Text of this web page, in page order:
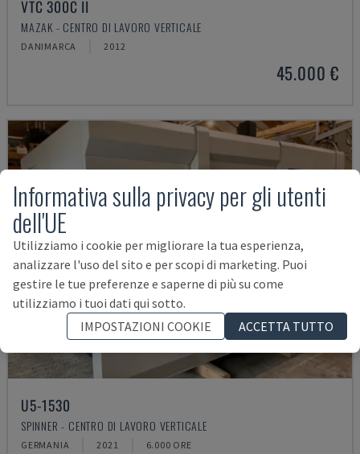
VTC 300C II
MAZAK - CENTRO DI LAVORO VERTICALE
DANIMARCA 2012
45.000 €
U5-1530
SPINNER - CENTRO DI LAVORO VERTICALE
GERMANIA 2021 6.000 ORE
Informativa sulla privacy per gli utenti
dell'UE
Utilizziamo i cookie per migliorare la tua esperienza,
analizzare l'uso del sito e per scopi di marketing. Puoi
gestire le tue preferenze e saperne di più su come
utilizziamo i tuoi dati qui sotto.
IMPOSTAZIONI COOKIE
ACCETTA TUTTO